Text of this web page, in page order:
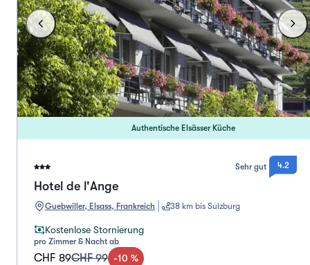
Authentische Elsässer Küche
Sehr gut 4.2
Hotel de l'Ange
Guebwiller, Elsass, Frankreich 38 km bis Sulzburg
Kostenlose Stornierung
pro Zimmer & Nacht ab
CHF 89CHF 99 -10 %